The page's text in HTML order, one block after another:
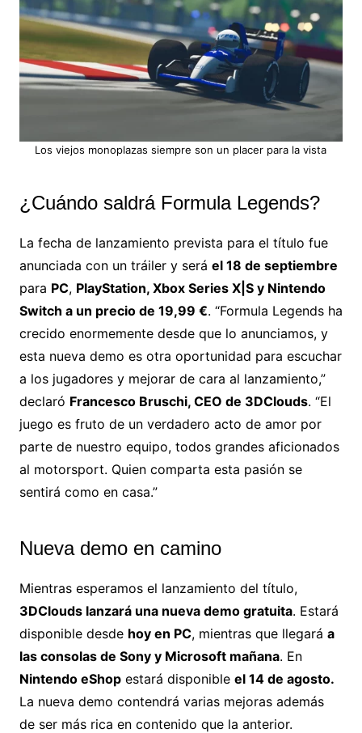
Los viejos monoplazas siempre son un placer para la vista
¿Cuándo saldrá Formula Legends?
La fecha de lanzamiento prevista para el título fue
anunciada con un tráiler y será el 18 de septiembre
para PC, PlayStation, Xbox Series X|S y Nintendo
Switch a un precio de 19,99 €. “Formula Legends ha
crecido enormemente desde que lo anunciamos, y
esta nueva demo es otra oportunidad para escuchar
a los jugadores y mejorar de cara al lanzamiento,”
declaró Francesco Bruschi, CEO de 3DClouds. “El
juego es fruto de un verdadero acto de amor por
parte de nuestro equipo, todos grandes aficionados
al motorsport. Quien comparta esta pasión se
sentirá como en casa.”
Nueva demo en camino
Mientras esperamos el lanzamiento del título,
3DClouds lanzará una nueva demo gratuita. Estará
disponible desde hoy en PC, mientras que llegará a
las consolas de Sony y Microsoft mañana. En
Nintendo eShopestará disponible el 14 de agosto.
La nueva demo contendrá varias mejoras además
de ser más rica en contenido que la anterior.